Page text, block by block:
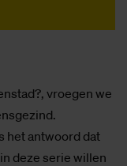
vroegen we
het antwoord dat
deze serie willen